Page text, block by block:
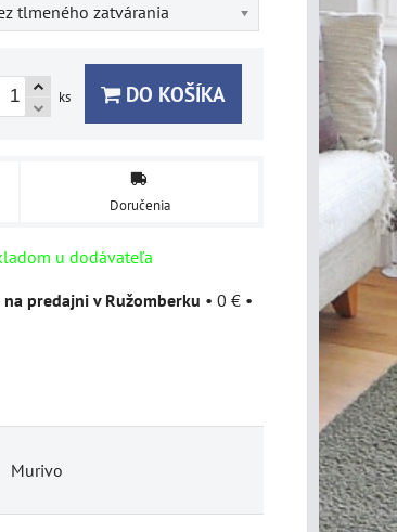
tlmeného zatvárania
ks DO KOŠÍKA
Doručenia
u dodávateľa
predajni v Ružomberku • 0 € •
Murivo